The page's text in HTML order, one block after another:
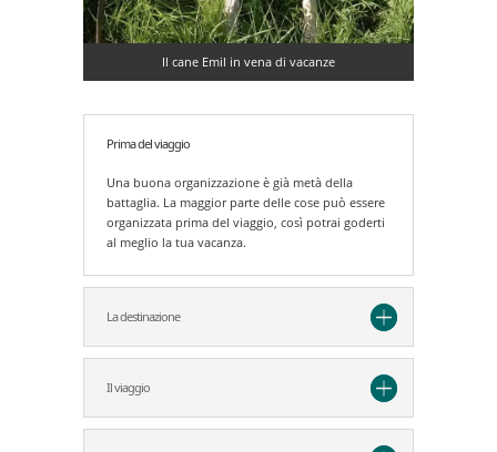
Il cane Emil in vena di vacanze
Prima del viaggio
Una buona organizzazione è già metà della
battaglia. La maggior parte delle cose può essere
organizzata prima del viaggio, così potrai goderti
al meglio la tua vacanza.
La destinazione
Il viaggio